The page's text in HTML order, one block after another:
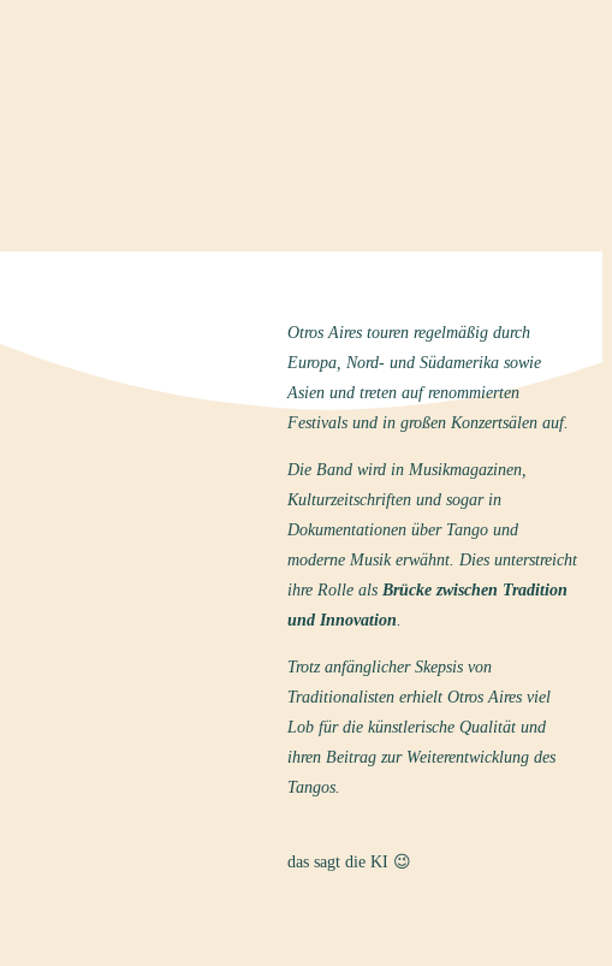
Otros Aires touren regelmäßig durch
Europa, Nord- und Südamerika sowie
Asien und treten auf renommierten
Festivals und in großen Konzertsälen auf.
Die Band wird in Musikmagazinen,
Kulturzeitschriften und sogar in
Dokumentationen über Tango und
moderne Musik erwähnt. Dies unterstreicht
ihre Rolle als Brücke zwischen Tradition
und Innovation
Trotz anfänglicher Skepsis von
Traditionalisten erhielt Otros Aires viel
Lob für die künstlerische Qualität und
ihren Beitrag zur Weiterentwicklung des
Tangos.
das sagt die KI 😉